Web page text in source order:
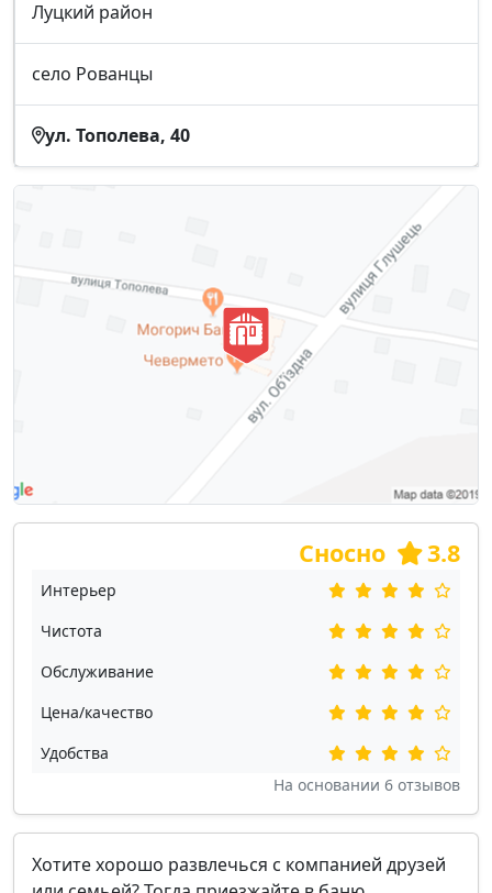
Луцкий район
село Рованцы
ул. Тополева, 40
Сносно 3.8
Интерьер
Чистота
Обслуживание
Цена/качество
Удобства
На основании 6 отзывов
Хотите хорошо развлечься с компанией друзей